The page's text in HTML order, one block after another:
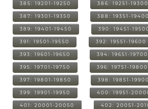
385: 19201-19250 386: 19251-19300
387: 19301-19350 388: 19351-19400
389: 19401-19450 390: 19451-
391: 19501-19550 392: 19551-19600
393: 19601-19650 394: 19651-19700
395: 19701-19750 396: 19751-19800
397: 19801-19850 398: 19851-19900
399: 19901-19950 400: 19951-
401: 20001-20050 402: 20051-